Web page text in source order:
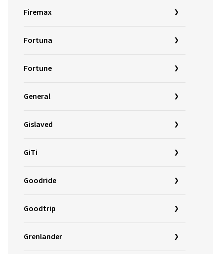
Firemax
Fortuna
Fortune
General
Gislaved
GiTi
Goodride
Goodtrip
Grenlander